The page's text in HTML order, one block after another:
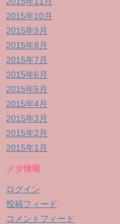
2015年10月
2015年9月
2015年8月
2015年7月
2015年6月
2015年5月
2015年4月
2015年3月
2015年2月
2015年1月
メタ情報
ログイン
投稿フィード
コメントフィード